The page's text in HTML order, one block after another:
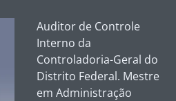
Auditor de Controle
Interno da
Controladoria-Geral do
Distrito Federal. Mestre
em Administração